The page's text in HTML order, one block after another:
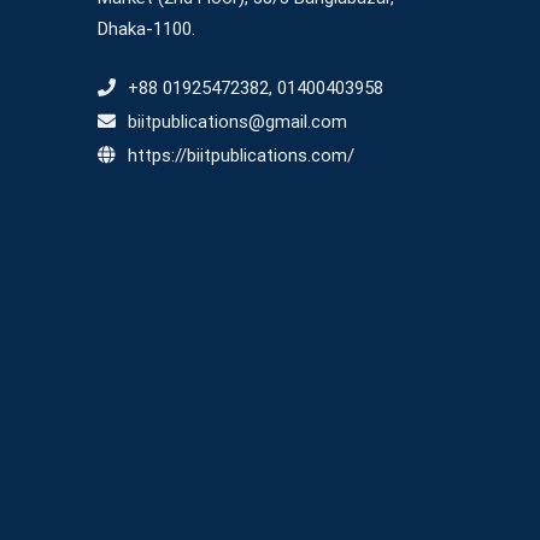
Dhaka-1100.
+88 01925472382, 01400403958
biitpublications@gmail.com
https://biitpublications.com/